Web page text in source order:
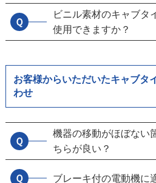
Ｑ
ビニル素材のキャブタ
使用できますか？
お客様からいただいたキャブタ
わせ
Ｑ
機器の移動がほぼない
ちらが良い？
Ｑ ブレーキ付の電動機に